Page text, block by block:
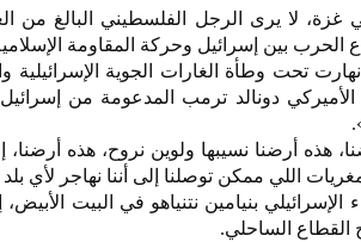
الحرب بين إسرائيل وحركة المقاومة
تحت وطأة الغارات الجوية
دونالد ترمب المدعومة من إسرائيل
هذه أرضنا نسيبها ولوين نروح، هذه أرضنا،
اللي ممكن توصلنا إلى أننا نهاجر لأي
بنيامين نتنياهو في البيت
القطاع الساحلي.